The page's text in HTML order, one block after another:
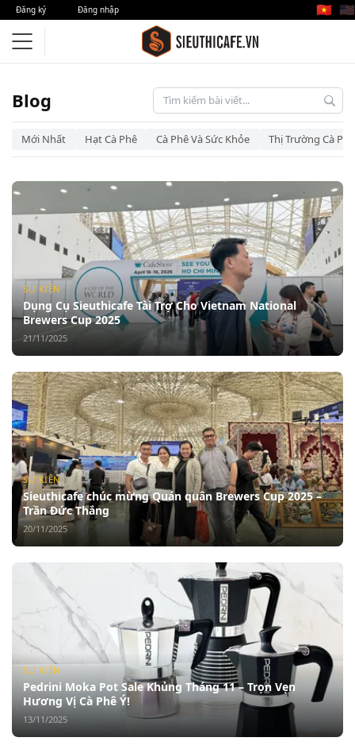
Đăng ký Đăng nhập 🇻🇳 🇺🇸
Blog
Mới Nhất Hạt Cà Phê Cà Phê Và Sức Khỏe Thị Trường Cà Phê
SỰ KIỆN
Dụng Cụ Sieuthicafe Tài Trợ Cho Vietnam National
Brewers Cup 2025
21/11/2025
SỰ KIỆN
Sieuthicafe chúc mừng Quán quân Brewers Cup 2025 –
Trần Đức Thắng
20/11/2025
SỰ KIỆN
Pedrini Moka Pot Sale Khủng Tháng 11 – Trọn Vẹn
Hương Vị Cà Phê Ý!
13/11/2025